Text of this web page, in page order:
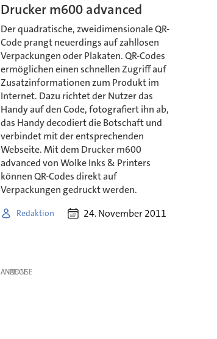
Drucker m600 advanced
Der quadratische, zweidimensionale QR-
Code prangt neuerdings auf zahllosen
Verpackungen oder Plakaten. QR-Codes
ermöglichen einen schnellen Zugriff auf
Zusatzinformationen zum Produkt im
Internet. Dazu richtet der Nutzer das
Handy auf den Code, fotografiert ihn ab,
das Handy decodiert die Botschaft und
verbindet mit der entsprechenden
Webseite. Mit dem Drucker m600
advanced von Wolke Inks & Printers
können QR-Codes direkt auf
Verpackungen gedruckt werden.
Redaktion 24. November 2011
ANZEIGE